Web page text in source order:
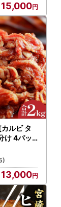
15,000
ルビ タ
け 4パッ
13,000